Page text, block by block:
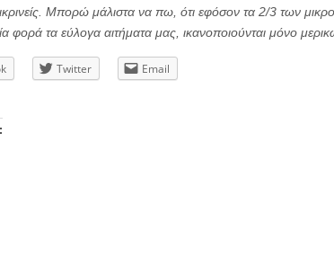
Μπορώ μάλιστα να πω, ότι εφόσον τα 2/3 των
φορά τα εύλογα αιτήματα μας, ικανοποιούνται μόνο
Twitter Email